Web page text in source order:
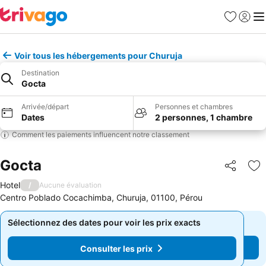
Favoris
Se
Voir tous les hébergements pour Churuja
Destination
Gocta
Arrivée/départ
Dates
Personnes et chambres
2 personnes, 1 chambre
Comment les paiements influencent notre classement
Gocta Partager
Hotel / Aucune évaluation
Centro Poblado Cocachimba, Churuja, 01100, Pérou
Sélectionnez des dates pour voir les prix exacts
Consulter les prix
Sélectionnez des dates pour voir les prix exacts
Consulter les prix